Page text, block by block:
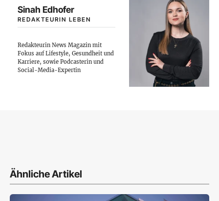
Sinah Edhofer
REDAKTEURIN LEBEN
Redakteurin News Magazin mit
Fokus auf Lifestyle, Gesundheit und
Karriere, sowie Podcasterin und
Social-Media-Expertin
Ähnliche Artikel